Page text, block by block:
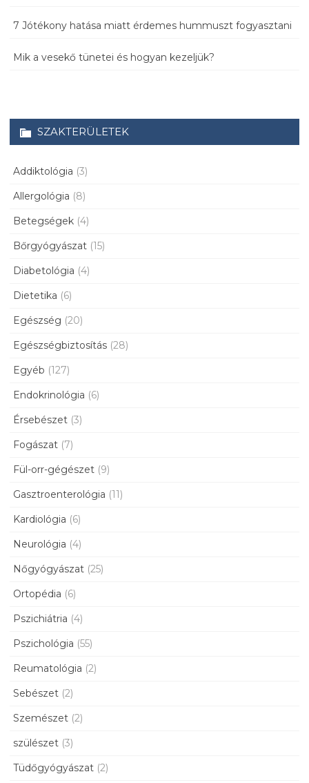
7 Jótékony hatása miatt érdemes hummuszt fogyasztani
Mik a vesekő tünetei és hogyan kezeljük?
SZAKTERÜLETEK
Addiktológia (3)
Allergológia (8)
Betegségek (4)
Bőrgyógyászat (15)
Diabetológia (4)
Dietetika (6)
Egészség (20)
Egészségbiztosítás (28)
Egyéb (127)
Endokrinológia (6)
Érsebészet (3)
Fogászat (7)
Fül-orr-gégészet (9)
Gasztroenterológia (11)
Kardiológia (6)
Neurológia (4)
Nőgyógyászat (25)
Ortopédia (6)
Pszichiátria (4)
Pszichológia (55)
Reumatológia (2)
Sebészet (2)
Szemészet (2)
szülészet (3)
Tüdőgyógyászat (2)